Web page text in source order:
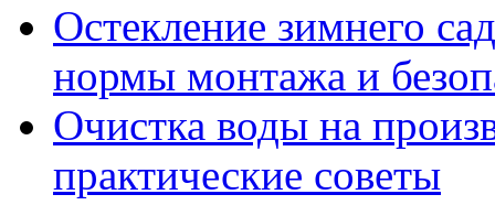
Остекление зимнего
нормы монтажа и
Очистка воды на
практические советы